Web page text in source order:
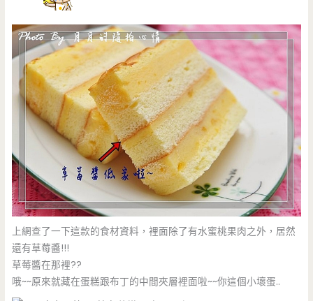
上網查了一下這款的食材資料，裡面除了有水蜜桃果肉之外，居然
還有草莓醬!!!
草莓醬在那裡??
哦~~原來就藏在蛋糕跟布丁的中間夾層裡面啦~~你這個小壞蛋..